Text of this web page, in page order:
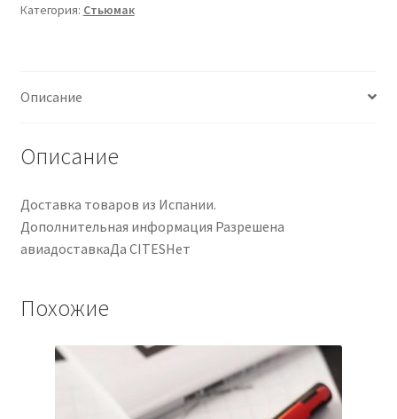
Категория: Стьюмак
Описание
Описание
Доставка товаров из Испании.
Дополнительная информация Разрешена
авиадоставкаДа CITESНет
Похожие